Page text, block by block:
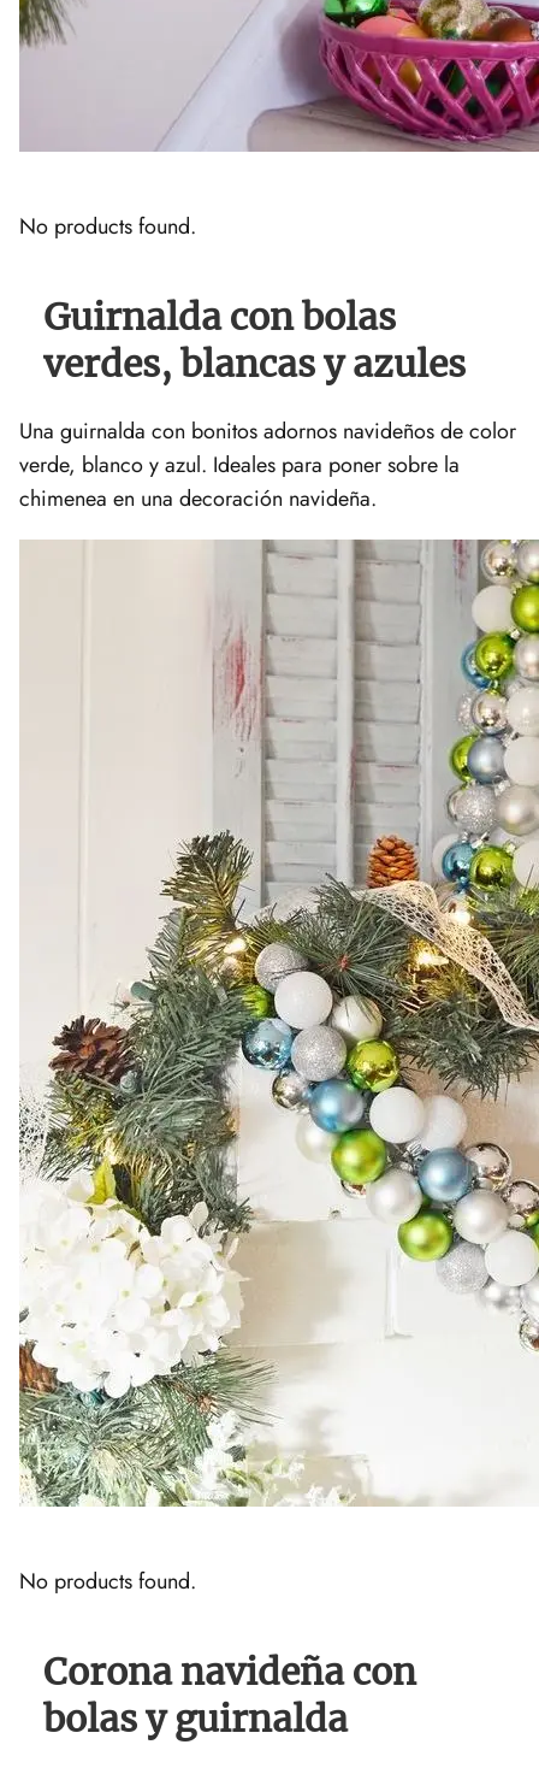
No products found.
Guirnalda con bolas
verdes, blancas y azules
Una guirnalda con bonitos adornos navideños de color
verde, blanco y azul. Ideales para poner sobre la
chimenea en una decoración navideña.
No products found.
Corona navideña con
bolas y guirnalda